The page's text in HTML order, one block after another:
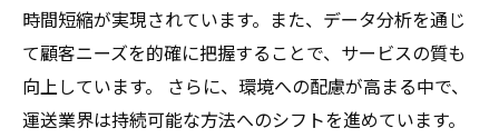
時間短縮が実現されています。また、データ分析を通じ
て顧客ニーズを的確に把握することで、サービスの質も
向上しています。 さらに、環境への配慮が高まる中で、
運送業界は持続可能な方法へのシフトを進めています。